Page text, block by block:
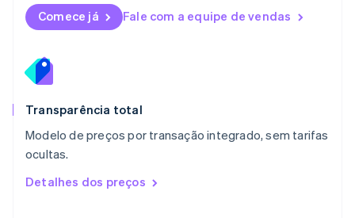
Comece já Fale com a equipe de vendas
Transparência total
Modelo de preços por transação integrado, sem tarifas
ocultas.
Detalhes dos preços
English
México
Noruega
English
English
NederlandsEnglish
Polônia
English